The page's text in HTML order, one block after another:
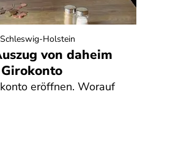
von daheim
eröffnen. Worauf
Holstein